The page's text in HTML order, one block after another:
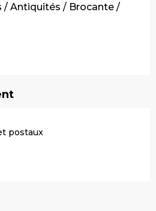
Antiquités / Brocante /
postaux